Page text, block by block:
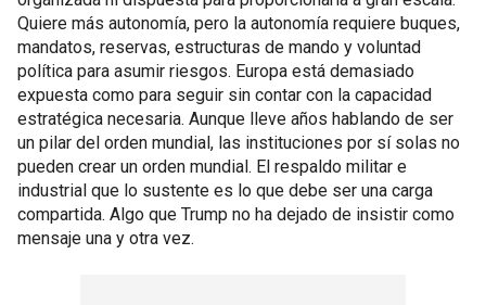
Quiere más autonomía, pero la autonomía requiere buques,
mandatos, reservas, estructuras de mando y voluntad
política para asumir riesgos. Europa está demasiado
expuesta como para seguir sin contar con la capacidad
estratégica necesaria. Aunque lleve años hablando de ser
un pilar del orden mundial, las instituciones por sí solas no
pueden crear un orden mundial. El respaldo militar e
industrial que lo sustente es lo que debe ser una carga
compartida. Algo que Trump no ha dejado de insistir como
mensaje una y otra vez.